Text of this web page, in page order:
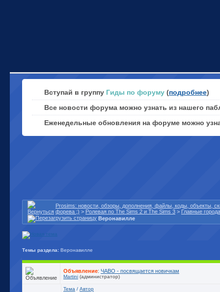
Вступай в группу Гиды по форуму (подробнее)
Все новости форума можно узнать из нашего
Еженедельные обновления на форуме можно
Prosims: новости, обзоры, дополнения, файлы, коды, объекты,
форева ;) > Ролевая по The Sims 2 и The Sims 3 > Главные города
Веронавилле
Темы раздела: Веронавилле
Объявление: ЧАВО - посвящается новичкам
Martini (администратор)
Тема / Автор